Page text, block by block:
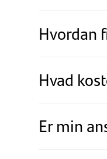
Hvordan
Hvad
Er min